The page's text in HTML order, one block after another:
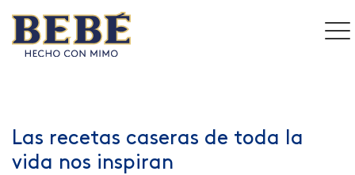
Las recetas caseras de toda la
vida nos inspiran